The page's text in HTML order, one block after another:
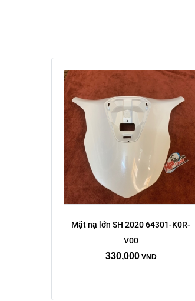
Mặt nạ lớn SH 2020 64301-K0R-
V00
330,000 VND